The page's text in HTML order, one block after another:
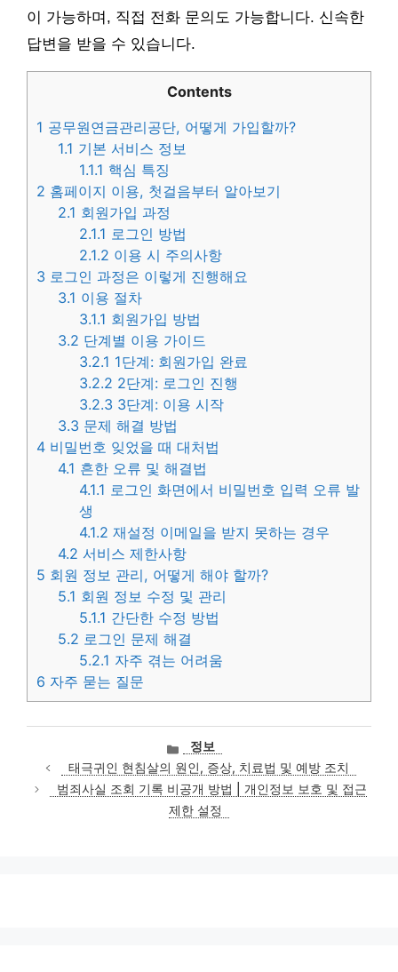
이 가능하며, 직접 전화 문의도 가능합니다. 신속한
답변을 받을 수 있습니다.
Contents
1 공무원연금관리공단, 어떻게 가입할까?
1.1 기본 서비스 정보
1.1.1 핵심 특징
2 홈페이지 이용, 첫걸음부터 알아보기
2.1 회원가입 과정
2.1.1 로그인 방법
2.1.2 이용 시 주의사항
3 로그인 과정은 이렇게 진행해요
3.1 이용 절차
3.1.1 회원가입 방법
3.2 단계별 이용 가이드
3.2.1 1단계: 회원가입 완료
3.2.2 2단계: 로그인 진행
3.2.3 3단계: 이용 시작
3.3 문제 해결 방법
4 비밀번호 잊었을 때 대처법
4.1 흔한 오류 및 해결법
4.1.1 로그인 화면에서 비밀번호 입력 오류 발
생
4.1.2 재설정 이메일을 받지 못하는 경우
4.2 서비스 제한사항
5 회원 정보 관리, 어떻게 해야 할까?
5.1 회원 정보 수정 및 관리
5.1.1 간단한 수정 방법
5.2 로그인 문제 해결
5.2.1 자주 겪는 어려움
6 자주 묻는 질문
카
테
고
리
정보
태극귀인 현침살의 원인, 증상, 치료법 및 예방 조치
범죄사실 조회 기록 비공개 방법 | 개인정보 보호 및 접근
제한 설정